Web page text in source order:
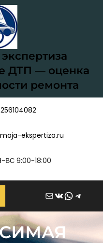
ДТП — оценка
ремонта
ekspertiza.ru
9:00-18:00
Почта ВКонтакте WhatsApp Telegram